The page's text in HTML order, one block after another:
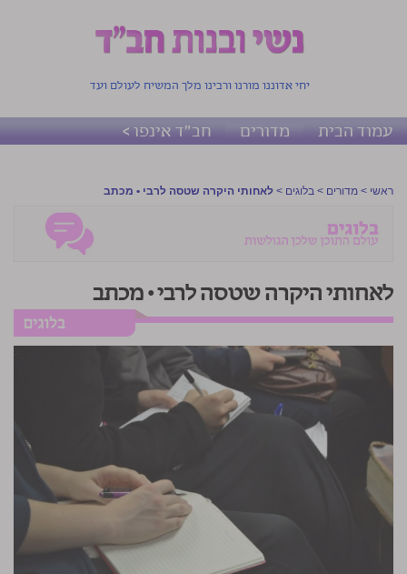
יחי אדוננו מורנו ורבינו מלך המשיח לעולם ועד
עמוד הבית מדורים חב"ד אינפו >
ראשי > מדורים > בלוגים > לאחותי היקרה שטסה לרבי • מכתב
לאחותי היקרה שטסה לרבי • מכתב